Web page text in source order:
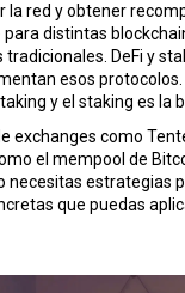
la red y obtener
distintas
DeFi y
esos
y el staking es la
como
el mempool de
necesitas
que puedas